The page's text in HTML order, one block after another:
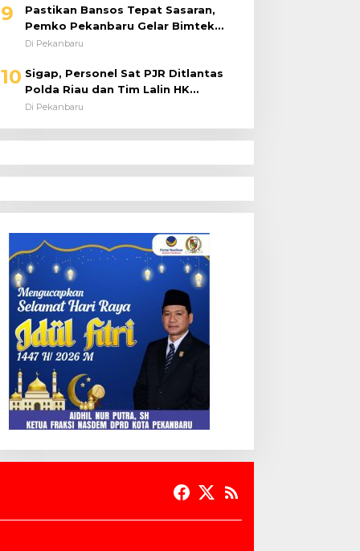
9
Pastikan Bansos Tepat Sasaran,
Pemko Pekanbaru Gelar Bimtek
DTSEN Bagi Operator Puskessos
Di Pekanbaru
10 Sigap, Personel Sat PJR Ditlantas
Polda Riau dan Tim Lalin HK
Berjibaku Selamatkan Korban
Di Pekanbaru